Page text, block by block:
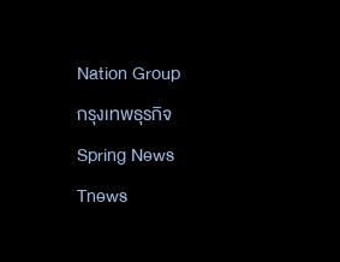
Nation Group
กรุงเทพธุรกิจ
Spring News
Tnews